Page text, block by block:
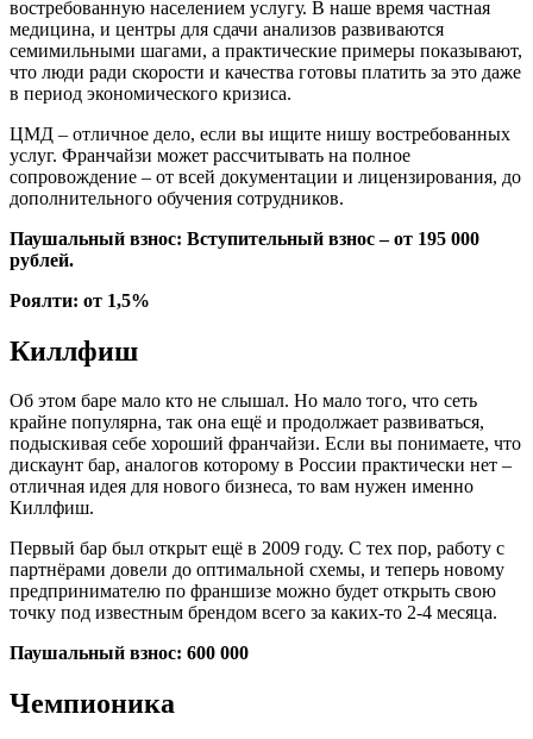
востребованную населением услугу. В наше время частная
медицина, и центры для сдачи анализов развиваются
семимильными шагами, а практические примеры показывают,
что люди ради скорости и качества готовы платить за это даже
в период экономического кризиса.
ЦМД – отличное дело, если вы ищите нишу востребованных
услуг. Франчайзи может рассчитывать на полное
сопровождение – от всей документации и лицензирования, до
дополнительного обучения сотрудников.
Паушальный взнос: Вступительный взнос – от 195 000
рублей.
Роялти: от 1,5%
Киллфиш
Об этом баре мало кто не слышал. Но мало того, что сеть
крайне популярна, так она ещё и продолжает развиваться,
подыскивая себе хороший франчайзи. Если вы понимаете, что
дискаунт бар, аналогов которому в России практически нет –
отличная идея для нового бизнеса, то вам нужен именно
Киллфиш.
Первый бар был открыт ещё в 2009 году. С тех пор, работу с
партнёрами довели до оптимальной схемы, и теперь новому
предпринимателю по франшизе можно будет открыть свою
точку под известным брендом всего за каких-то 2-4 месяца.
Паушальный взнос: 600 000
Чемпионика